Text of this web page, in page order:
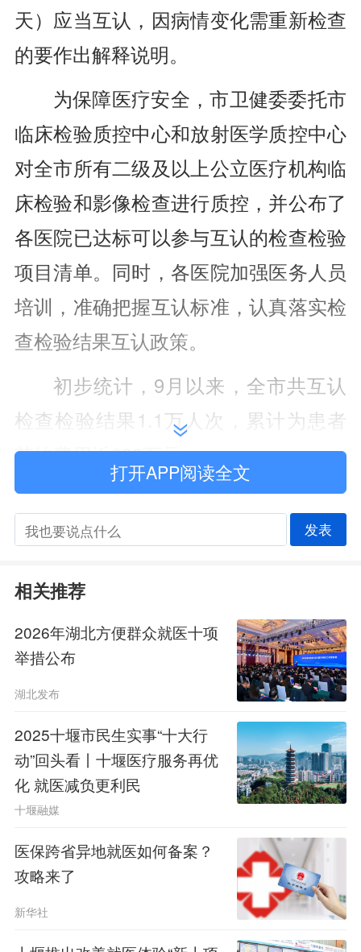
天）应当互认，因病情变化需重新检查
的要作出解释说明。
为保障医疗安全，市卫健委委托市
临床检验质控中心和放射医学质控中心
对全市所有二级及以上公立医疗机构临
床检验和影像检查进行质控，并公布了
各医院已达标可以参与互认的检查检验
项目清单。同时，各医院加强医务人员
培训，准确把握互认标准，认真落实检
查检验结果互认政策。
初步统计，9月以来，全市共互认
检查检验结果1.1万人次，累计为患者
节约费用近280万元。
目前，市卫健委正在积极推进二级
公立医院检查检验结果互认系统改造和
平台的互联互通。届时，全市二级及以
上医疗机构将全部实现检查检验结果省
内跨域线上互认。
今年5月27日，十堰市卫健委以医
疗领域专项整治为抓手，着力办好民生
实事，在省内率先推行普通门诊“一次
挂号管三天”服务
以上医疗机构实施。
十堰推出十项措施改善就医体验，
打开APP阅读全文
发表
相关推荐
2026年湖北方便群众就医十项
举措公布
湖北发布
2025十堰市民生实事“十大行
动”回头看丨十堰医疗服务再优
化 就医减负更利民
十堰融媒
医保跨省异地就医如何备案？
攻略来了
新华社